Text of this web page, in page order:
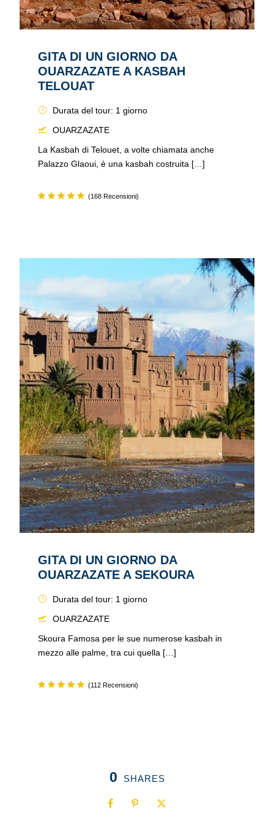
GITA DI UN GIORNO DA
OUARZAZATE A KASBAH
TELOUAT
Durata del tour: 1 giorno
OUARZAZATE
La Kasbah di Telouet, a volte chiamata anche
Palazzo Glaoui, è una kasbah costruita […]
(168 Recensioni)
GITA DI UN GIORNO DA
OUARZAZATE A SEKOURA
Durata del tour: 1 giorno
OUARZAZATE
Skoura Famosa per le sue numerose kasbah in
mezzo alle palme, tra cui quella […]
(112 Recensioni)
0 SHARES